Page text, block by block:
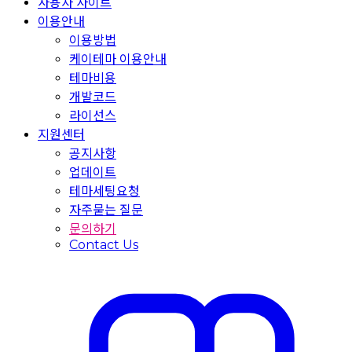
이용안내
이용방법
케이테마 이용안내
테마비용
개발코드
라이선스
지원센터
공지사항
업데이트
테마세팅요청
자주묻는 질문
문의하기
Contact Us